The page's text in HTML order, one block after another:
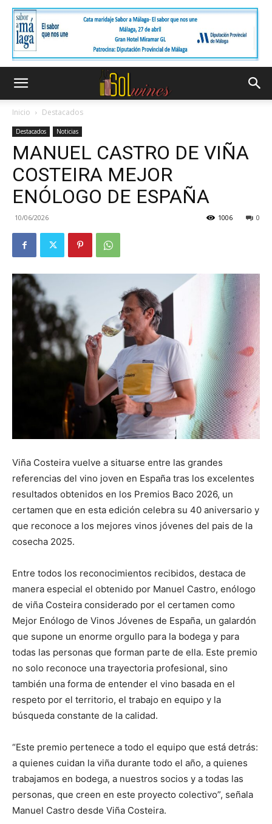
Inicio Destacados
Destacados Noticias
MANUEL CASTRO DE VIÑA
COSTEIRA MEJOR
ENÓLOGO DE ESPAÑA
10/06/2026 0
1006
Viña Costeira vuelve a situarse entre las grandes
referencias del vino joven en España tras los excelentes
resultados obtenidos en los Premios Baco 2026, un
certamen que en esta edición celebra su 40 aniversario y
que reconoce a los mejores vinos jóvenes del pais de la
cosecha 2025.
Entre todos los reconocimientos recibidos, destaca de
manera especial el obtenido por Manuel Castro, enólogo
de viña Costeira considerado por el certamen como
Mejor Enólogo de Vinos Jóvenes de España, un galardón
que supone un enorme orgullo para la bodega y para
todas las personas que forman parte de ella. Este premio
no solo reconoce una trayectoria profesional, sino
también una forma de entender el vino basada en el
respeto por el territorio, el trabajo en equipo y la
búsqueda constante de la calidad.
“Este premio pertenece a todo el equipo que está detrás:
a quienes cuidan la viña durante todo el año, a quienes
trabajamos en bodega, a nuestros socios y a todas las
personas, que creen en este proyecto colectivo”, señala
Manuel Castro desde Viña Costeira.